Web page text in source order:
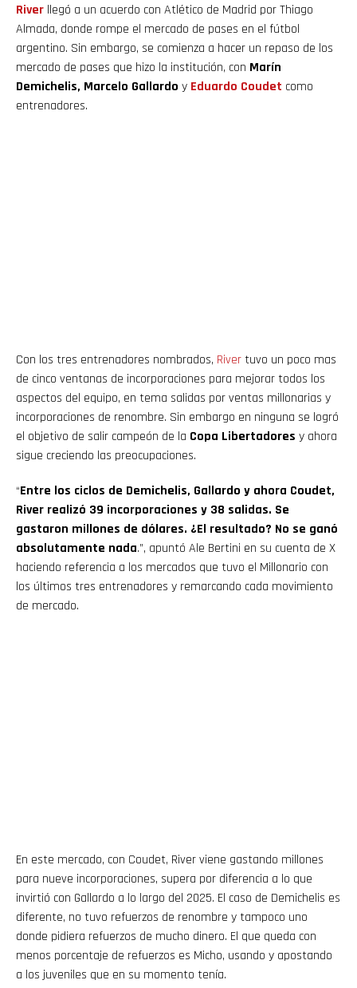
River llegó a un acuerdo con Atlético de Madrid por Thiago
Almada, donde rompe el mercado de pases en el fútbol
argentino. Sin embargo, se comienza a hacer un repaso de los
mercado de pases que hizo la institución, con Marín
Demichelis, Marcelo Gallardo y Eduardo Coudet como
entrenadores.
Con los tres entrenadores nombrados, Rivertuvo un poco mas
de cinco ventanas de incorporaciones para mejorar todos los
aspectos del equipo, en tema salidas por ventas millonarias y
incorporaciones de renombre. Sin embargo en ninguna se logró
el objetivo de salir campeón de la Copa Libertadores y ahora
sigue creciendo las preocupaciones.
“Entre los ciclos de Demichelis, Gallardo y ahora Coudet,
River realizó 39 incorporaciones y 38 salidas. Se
gastaron millones de dólares. ¿El resultado? No se ganó
absolutamente nada.”, apuntó Ale Bertini en su cuenta de X
haciendo referencia a los mercados que tuvo el Millonario con
los últimos tres entrenadores y remarcando cada movimiento
de mercado.
En este mercado, con Coudet, River viene gastando millones
para nueve incorporaciones, supera por diferencia a lo que
invirtió con Gallardo a lo largo del 2025. El caso de Demichelis es
diferente, no tuvo refuerzos de renombre y tampoco uno
donde pidiera refuerzos de mucho dinero. El que queda con
menos porcentaje de refuerzos es Micho, usando y apostando
a los juveniles que en su momento tenía.